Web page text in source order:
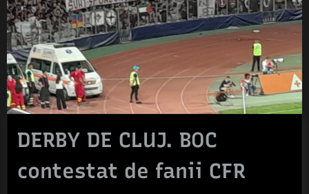
DERBY DE CLUJ. BOC
contestat de fanii CFR